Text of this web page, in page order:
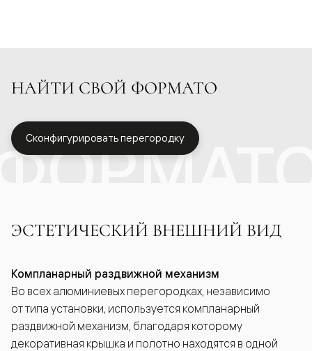
НАЙТИ СВОЙ ФОРМАТО
Сконфигурировать перегородку
ЭСТЕТИЧЕСКИЙ ВНЕШНИЙ ВИД
Компланарный раздвижной механизм
Во всех алюминиевых перегородках, независимо
от типа установки, используется компланарный
раздвижной механизм, благодаря которому
декоративная крышка и полотно находятся в одной